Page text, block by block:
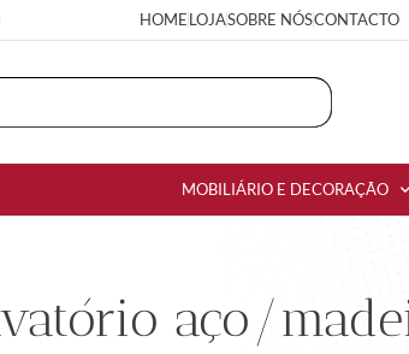
HOMELOJASOBRE NÓSCONTACTO
MOBILIÁRIO E DECORAÇÃO
aço/